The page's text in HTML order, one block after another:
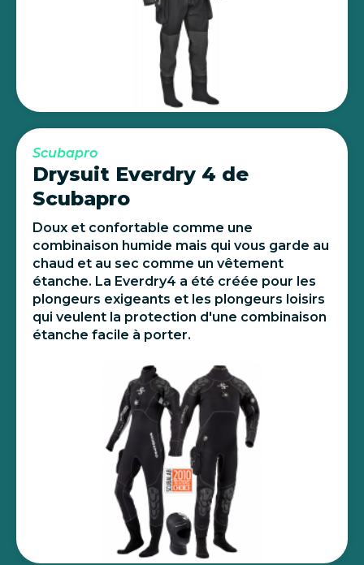
Scubapro
Drysuit Everdry 4 de
Scubapro
Doux et confortable comme une
combinaison humide mais qui vous garde au
chaud et au sec comme un vêtement
étanche. La Everdry4 a été créée pour les
plongeurs exigeants et les plongeurs loisirs
qui veulent la protection d'une combinaison
étanche facile à porter.